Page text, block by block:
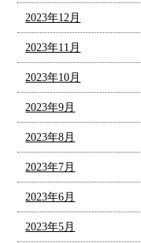
2023年12月
2023年11月
2023年10月
2023年9月
2023年8月
2023年7月
2023年6月
2023年5月